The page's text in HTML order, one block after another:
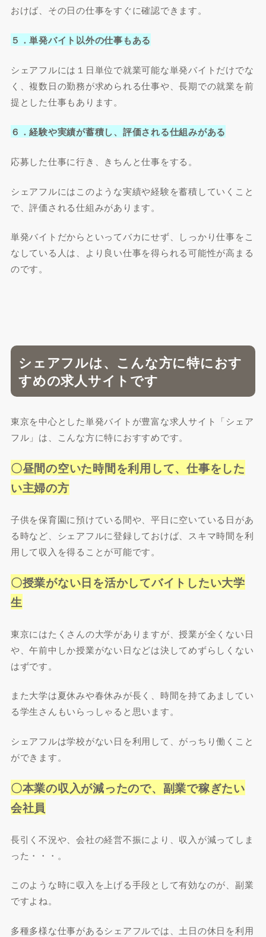
おけば、その日の仕事をすぐに確認できます。
５．単発バイト以外の仕事もある
シェアフルには１日単位で就業可能な単発バイトだけでな
く、複数日の勤務が求められる仕事や、長期での就業を前
提とした仕事もあります。
６．経験や実績が蓄積し、評価される仕組みがある
応募した仕事に行き、きちんと仕事をする。
シェアフルにはこのような実績や経験を蓄積していくこと
で、評価される仕組みがあります。
単発バイトだからといってバカにせず、しっかり仕事をこ
なしている人は、より良い仕事を得られる可能性が高まる
のです。
シェアフルは、こんな方に特におす
すめの求人サイトです
東京を中心とした単発バイトが豊富な求人サイト「シェア
フル」は、こんな方に特におすすめです。
〇昼間の空いた時間を利用して、仕事をした
い主婦の方
子供を保育園に預けている間や、平日に空いている日があ
る時など、シェアフルに登録しておけば、スキマ時間を利
用して収入を得ることが可能です。
〇授業がない日を活かしてバイトしたい大学
生
東京にはたくさんの大学がありますが、授業が全くない日
や、午前中しか授業がない日などは決してめずらしくない
はずです。
また大学は夏休みや春休みが長く、時間を持てあましてい
る学生さんもいらっしゃると思います。
シェアフルは学校がない日を利用して、がっちり働くこと
ができます。
〇本業の収入が減ったので、副業で稼ぎたい
会社員
長引く不況や、会社の経営不振により、収入が減ってしま
った・・・。
このような時に収入を上げる手段として有効なのが、副業
ですよね。
多種多様な仕事があるシェアフルでは、土日の休日を利用